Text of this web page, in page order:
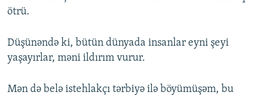
ötrü.
Düşünəndə ki, bütün dünyada insanlar eyni şeyi
yaşayırlar, məni ildırım vurur.
Mən də belə istehlakçı tərbiyə ilə böyümüşəm, bu